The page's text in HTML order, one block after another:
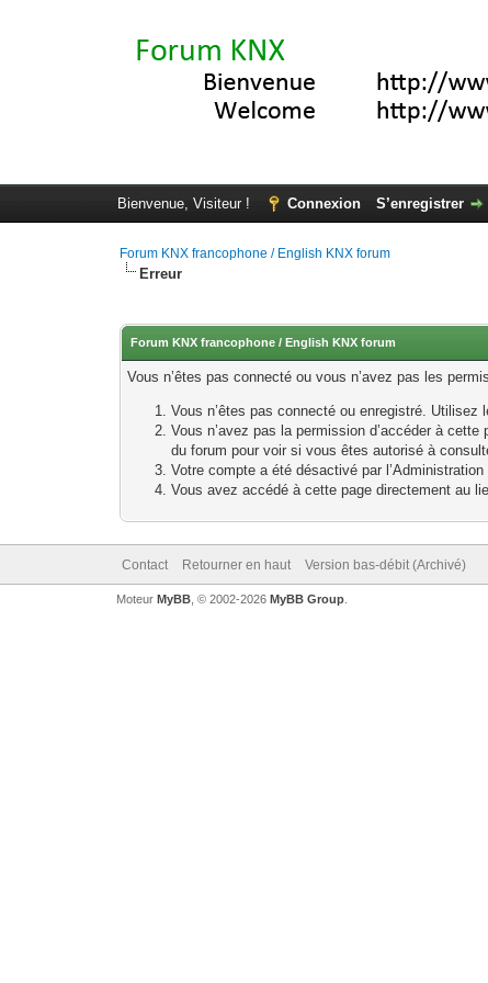
Bienvenue, Visiteur ! Connexion S’enregistrer
Forum KNX francophone / English KNX forum
Erreur
Forum KNX francophone / English KNX forum
Vous n’êtes pas connecté ou vous n’avez pas les
Vous n’êtes pas connecté ou enregistré.
Vous n’avez pas la permission d’accéder à
du forum pour voir si vous êtes autorisé à
Votre compte a été désactivé par
Vous avez accédé à cette page directement au
Contact Retourner en haut Version bas-débit (Archivé)
Moteur MyBB, © 2002-2026 MyBB Group.